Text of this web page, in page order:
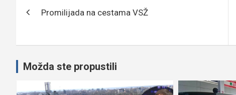
objava
Promilijada na cestama VSŽ
Možda ste propustili